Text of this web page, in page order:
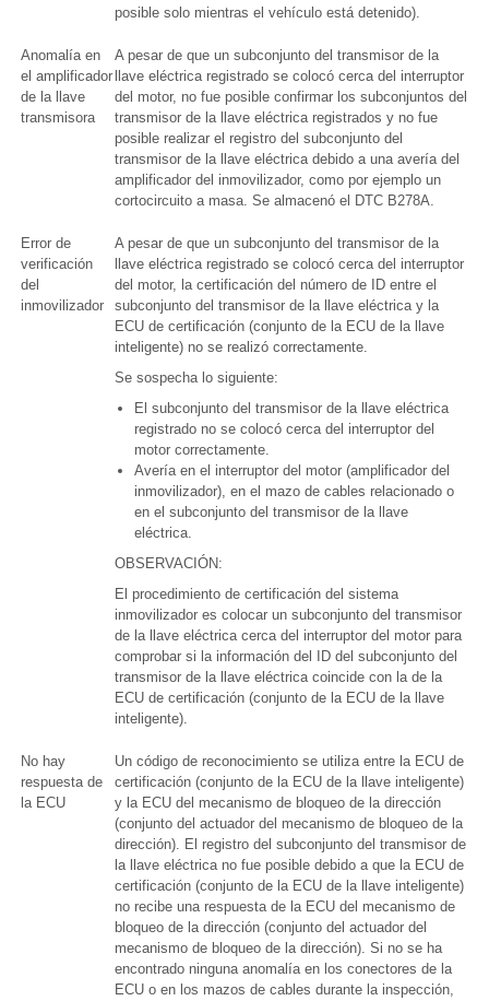
posible solo mientras el vehículo está detenido).
Anomalía en
el amplificador
de la llave
transmisora
A pesar de que un subconjunto del transmisor de la
llave eléctrica registrado se colocó cerca del interruptor
del motor, no fue posible confirmar los subconjuntos del
transmisor de la llave eléctrica registrados y no fue
posible realizar el registro del subconjunto del
transmisor de la llave eléctrica debido a una avería del
amplificador del inmovilizador, como por ejemplo un
cortocircuito a masa. Se almacenó el DTC B278A.
Error de
verificación
del
inmovilizador
A pesar de que un subconjunto del transmisor de la
llave eléctrica registrado se colocó cerca del interruptor
del motor, la certificación del número de ID entre el
subconjunto del transmisor de la llave eléctrica y la
ECU de certificación (conjunto de la ECU de la llave
inteligente) no se realizó correctamente.
Se sospecha lo siguiente:
El subconjunto del transmisor de la llave eléctrica
registrado no se colocó cerca del interruptor del
motor correctamente.
Avería en el interruptor del motor (amplificador del
inmovilizador), en el mazo de cables relacionado o
en el subconjunto del transmisor de la llave
eléctrica.
OBSERVACIÓN:
El procedimiento de certificación del sistema
inmovilizador es colocar un subconjunto del transmisor
de la llave eléctrica cerca del interruptor del motor para
comprobar si la información del ID del subconjunto del
transmisor de la llave eléctrica coincide con la de la
ECU de certificación (conjunto de la ECU de la llave
inteligente).
No hay
respuesta de
la ECU
Un código de reconocimiento se utiliza entre la ECU de
certificación (conjunto de la ECU de la llave inteligente)
y la ECU del mecanismo de bloqueo de la dirección
(conjunto del actuador del mecanismo de bloqueo de la
dirección). El registro del subconjunto del transmisor de
la llave eléctrica no fue posible debido a que la ECU de
certificación (conjunto de la ECU de la llave inteligente)
no recibe una respuesta de la ECU del mecanismo de
bloqueo de la dirección (conjunto del actuador del
mecanismo de bloqueo de la dirección). Si no se ha
encontrado ninguna anomalía en los conectores de la
ECU o en los mazos de cables durante la inspección,